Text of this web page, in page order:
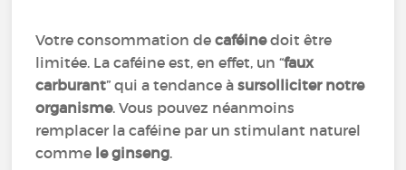
Votre consommation decaféinedoit être
limitée. La caféine est, en effet, un “faux
carburant” qui a tendance àsursolliciter notre
organisme. Vous pouvez néanmoins
remplacer la caféine par un stimulant naturel
comme le ginseng.